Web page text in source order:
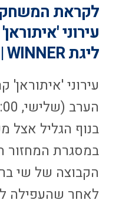
לקראת המשחק:
עירוני
ליגת WINNER | מחזור 16
עירוני
בנוף הגליל אצל
הקבוצה של שי
לאחר שהעפילה